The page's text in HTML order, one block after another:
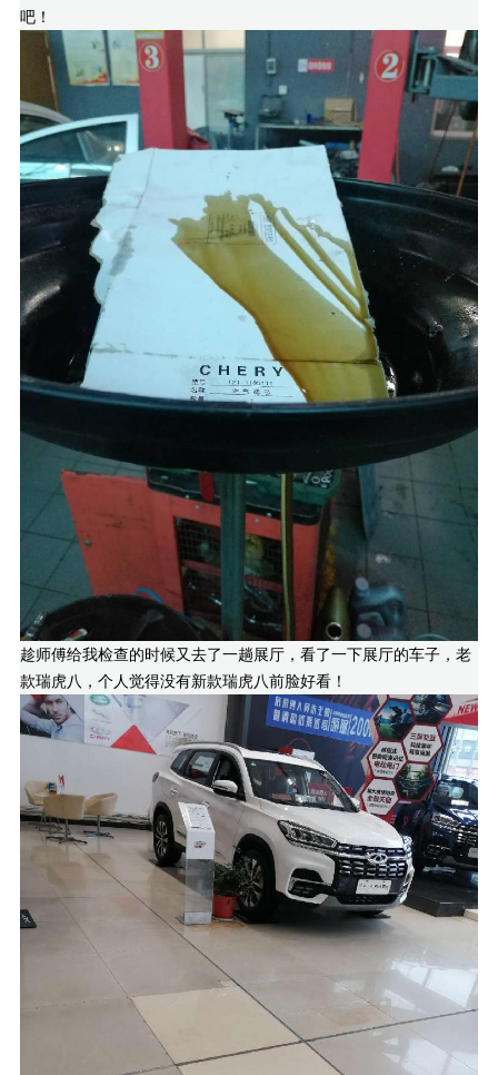
吧！
趁师傅给我检查的时候又去了一趟展厅，看了一下展厅的车子，老
款瑞虎八，个人觉得没有新款瑞虎八前脸好看！